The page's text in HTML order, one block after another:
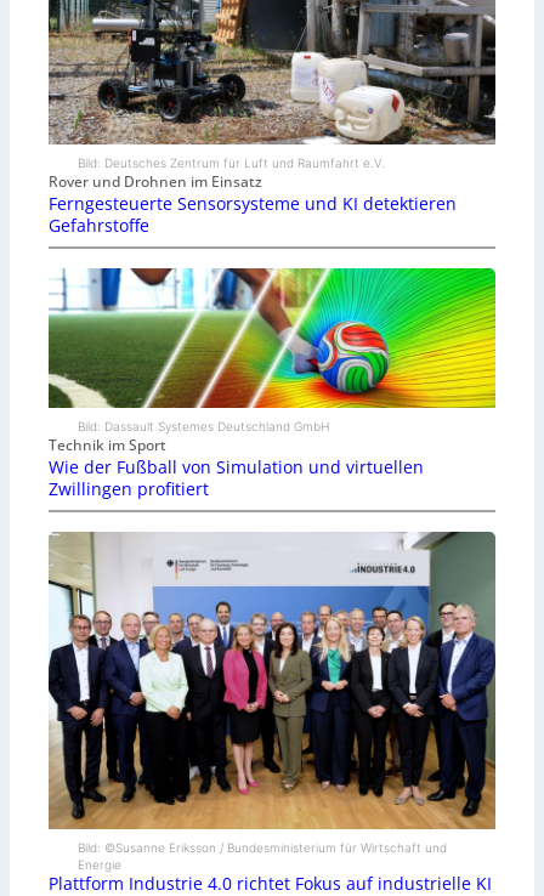
Bild: Deutsches Zentrum für Luft und Raumfahrt e.V.
Rover und Drohnen im Einsatz
Ferngesteuerte Sensorsysteme und KI detektieren
Gefahrstoffe
Bild: Dassault Systemes Deutschland GmbH
Technik im Sport
Wie der Fußball von Simulation und virtuellen
Zwillingen profitiert
Bild: ©Susanne Eriksson / Bundesministerium für Wirtschaft und
Energie
Plattform Industrie 4.0 richtet Fokus auf industrielle KI